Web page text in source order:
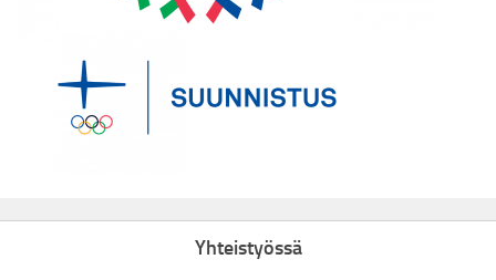
Yhteistyössä